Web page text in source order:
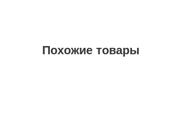
Похожие товары